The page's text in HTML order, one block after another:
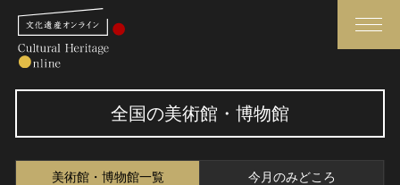
全国の美術館・博物館
美術館・博物館一覧 今月のみどころ